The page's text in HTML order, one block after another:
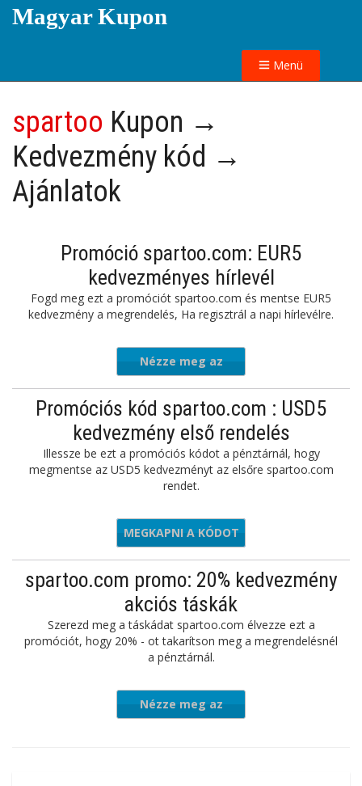
Magyar Kupon
Menü
spartoo Kupon →
Kedvezmény kód →
Ajánlatok
Promóció spartoo.com: EUR5
kedvezményes hírlevél
Fogd meg ezt a promóciót spartoo.com és mentse EUR5
kedvezmény a megrendelés, Ha regisztrál a napi hírlevélre.
Nézze meg az
ajánlatot
Promóciós kód spartoo.com : USD5
kedvezmény első rendelés
Illessze be ezt a promóciós kódot a pénztárnál, hogy
megmentse az USD5 kedvezményt az elsőre spartoo.com
rendet.
NEWSSP
MEGKAPNI A KÓDOT
spartoo.com promo: 20% kedvezmény
akciós táskák
Szerezd meg a táskádat spartoo.com élvezze ezt a
promóciót, hogy 20% - ot takarítson meg a megrendelésnél
a pénztárnál.
Nézze meg az